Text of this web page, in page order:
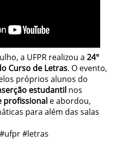
a UFPR realizou a 24°
Curso de Letras. O evento,
próprios alunos do
estudantil nos
profissional e abordou,
para além das salas
#letras